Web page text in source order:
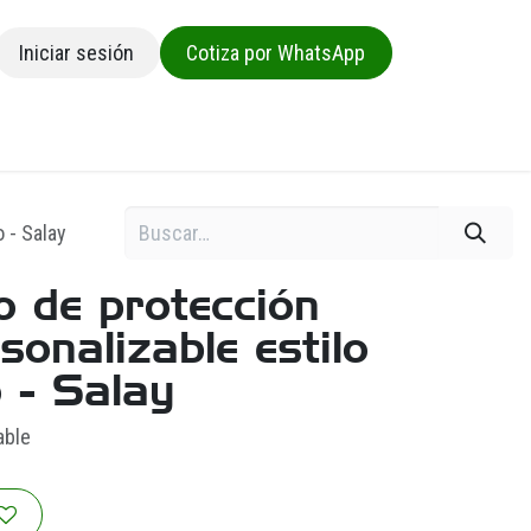
Iniciar sesión
Cotiza por WhatsApp
Salay
de protección
estilo
- Salay